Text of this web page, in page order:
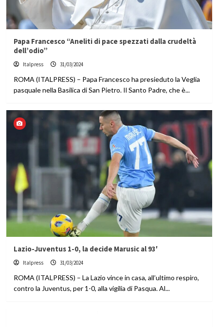
Papa Francesco “Aneliti di pace spezzati dalla crudeltà
dell’odio”
Italpress 31/03/2024
ROMA (ITALPRESS) – Papa Francesco ha presieduto la Veglia
pasquale nella Basilica di San Pietro. Il Santo Padre, che è...
Lazio-Juventus 1-0, la decide Marusic al 93′
Italpress 31/03/2024
ROMA (ITALPRESS) – La Lazio vince in casa, all’ultimo respiro,
contro la Juventus, per 1-0, alla vigilia di Pasqua. Al...